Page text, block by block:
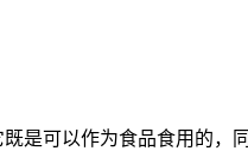
可以作为食品食用的，